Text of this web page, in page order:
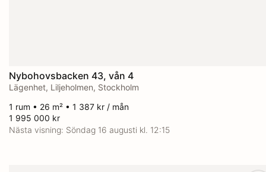
Nybohovsbacken 43, vån 4
Lägenhet, Liljeholmen, Stockholm
1 rum • 26 m² • 1 387 kr / mån
1 995 000 kr
Nästa visning: Söndag 16 augusti kl. 12:15